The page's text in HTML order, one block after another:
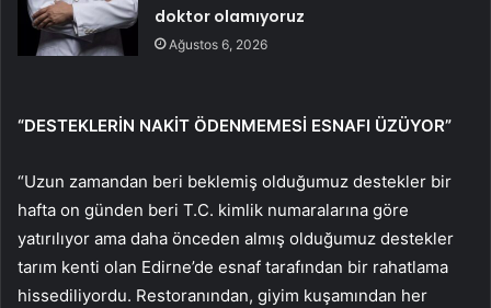
doktor olamıyoruz
Ağustos 6, 2026
“DESTEKLERİN NAKİT ÖDENMEMESİ ESNAFI ÜZÜYOR”
“Uzun zamandan beri beklemiş olduğumuz destekler bir
hafta on günden beri T.C. kimlik numaralarına göre
yatırılıyor ama daha önceden almış olduğumuz destekler
tarım kenti olan Edirne’de esnaf tarafından bir rahatlama
hissediliyordu. Restoranından, giyim kuşamından her